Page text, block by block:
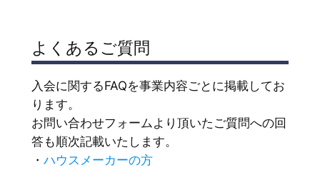
よくあるご質問
入会に関するFAQを事業内容ごとに掲載してお
ります。
お問い合わせフォームより頂いたご質問への回
答も順次記載いたします。
・ ハウスメーカーの方